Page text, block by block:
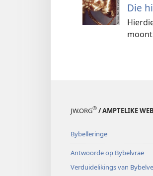
Die
JW.ORG® / AMPTELIKE
Bybelleringe
Antwoorde op Bybelvrae
Verduidelikings van